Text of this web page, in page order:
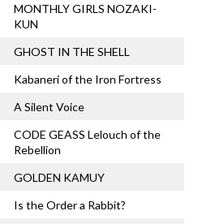
MONTHLY GIRLS NOZAKI-
KUN
GHOST IN THE SHELL
Kabaneri of the Iron Fortress
A Silent Voice
CODE GEASS Lelouch of the
Rebellion
GOLDEN KAMUY
Is the Order a Rabbit?